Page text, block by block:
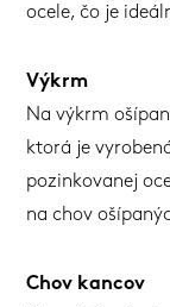
ocele, čo je
Výkrm
Na výkrm
ktorá je
pozinkovanej
na chov
Chov kancov